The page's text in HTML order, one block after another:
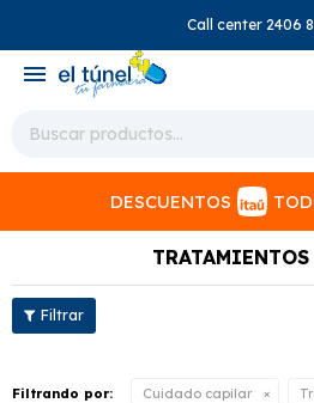
Call center 2406
menu
DESCUENTOS
Filtrando por: Cuidado capilar
close